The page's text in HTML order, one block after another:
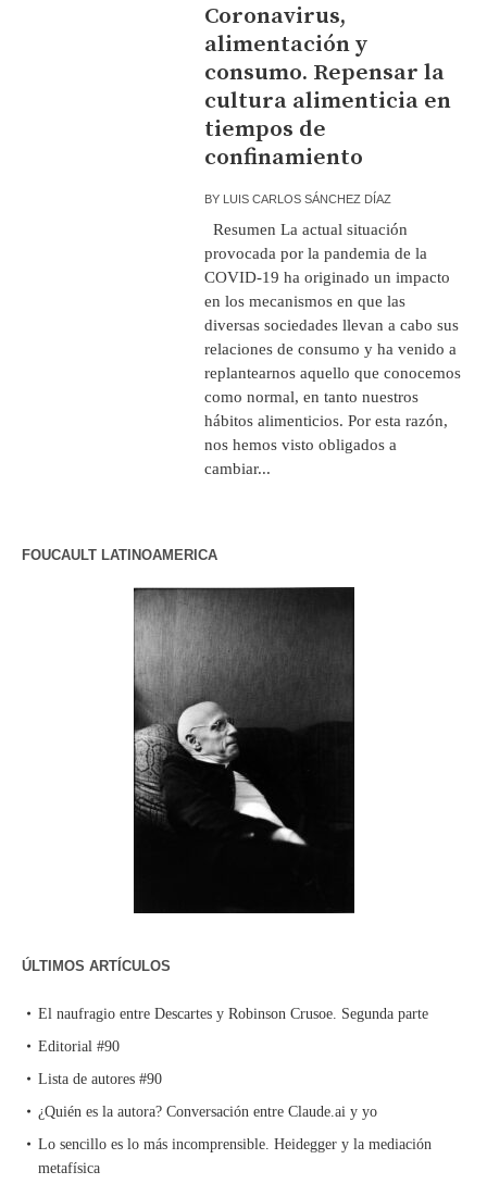
Coronavirus,
alimentación y
consumo. Repensar la
cultura alimenticia en
tiempos de
confinamiento
BY LUIS CARLOS SÁNCHEZ DÍAZ
Resumen La actual situación
provocada por la pandemia de la
COVID-19 ha originado un impacto
en los mecanismos en que las
diversas sociedades llevan a cabo sus
relaciones de consumo y ha venido a
replantearnos aquello que conocemos
como normal, en tanto nuestros
hábitos alimenticios. Por esta razón,
nos hemos visto obligados a
cambiar...
FOUCAULT LATINOAMERICA
ÚLTIMOS ARTÍCULOS
El naufragio entre Descartes y Robinson Crusoe. Segunda parte
Editorial #90
Lista de autores #90
¿Quién es la autora? Conversación entre Claude.ai y yo
Lo sencillo es lo más incomprensible. Heidegger y la mediación
metafísica